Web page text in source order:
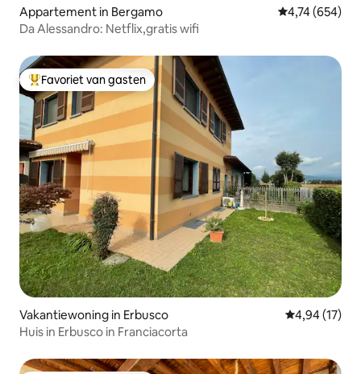
Appartement in Bergamo Gemiddelde
4,74 (654)
Da Alessandro: Netflix,gratis wifi
Topfavoriet van gasten
Favoriet van gasten
Vakantiewoning in Erbusco Gemiddelde
4,94 (17)
Huis in Erbusco in Franciacorta